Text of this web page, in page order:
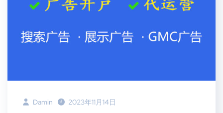
Damin 2023年11月14日